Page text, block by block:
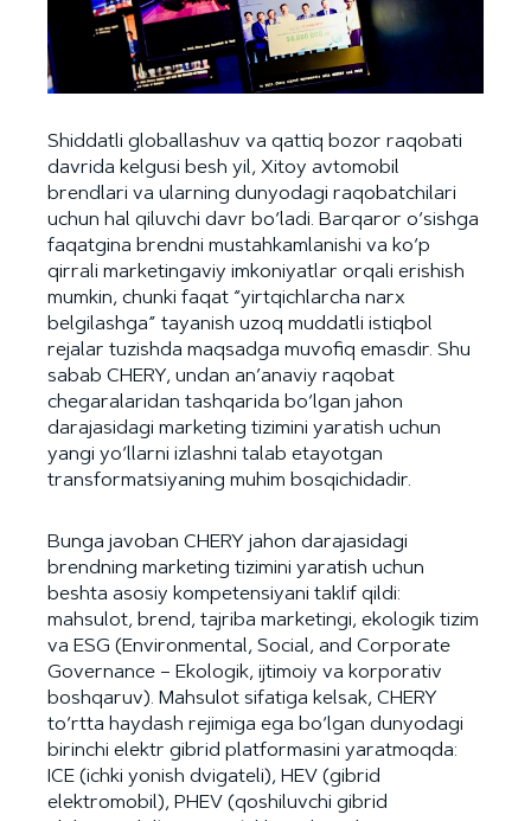
Shiddatli globallashuv va qattiq bozor raqobati
davrida kelgusi besh yil, Xitoy avtomobil
brendlari va ularning dunyodagi raqobatchilari
uchun hal qiluvchi davr bo‘ladi. Barqaror o‘sishga
faqatgina brendni mustahkamlanishi va ko‘p
qirrali marketingaviy imkoniyatlar orqali erishish
mumkin, chunki faqat “yirtqichlarcha narx
belgilashga” tayanish uzoq muddatli istiqbol
rejalar tuzishda maqsadga muvofiq emasdir. Shu
sabab CHERY, undan an’anaviy raqobat
chegaralaridan tashqarida bo‘lgan jahon
darajasidagi marketing tizimini yaratish uchun
yangi yo‘llarni izlashni talab etayotgan
transformatsiyaning muhim bosqichidadir.
Bunga javoban CHERY jahon darajasidagi
brendning marketing tizimini yaratish uchun
beshta asosiy kompetensiyani taklif qildi:
mahsulot, brend, tajriba marketingi, ekologik tizim
va ESG (Environmental, Social, and Corporate
Governance – Ekologik, ijtimoiy va korporativ
boshqaruv). Mahsulot sifatiga kelsak, CHERY
to‘rtta haydash rejimiga ega bo‘lgan dunyodagi
birinchi elektr gibrid platformasini yaratmoqda:
ICE (ichki yonish dvigateli), HEV (gibrid
elektromobil), PHEV (qoshiluvchi gibrid